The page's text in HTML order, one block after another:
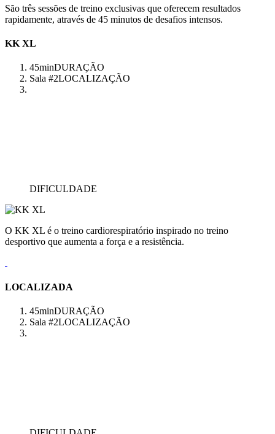
São três sessões de treino exclusivas que oferecem resultados
rapidamente, através de 45 minutos de desafios intensos.
KK XL
45minDURAÇÃO
Sala #2LOCALIZAÇÃO
DIFICULDADE
O KK XL é o treino cardiorespiratório inspirado no treino
desportivo que aumenta a força e a resistência.
LOCALIZADA
45minDURAÇÃO
Sala #2LOCALIZAÇÃO